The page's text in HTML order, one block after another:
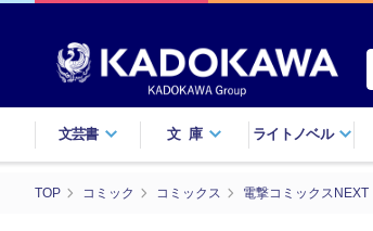
文芸書 文庫 ライトノベル
TOP コミック コミックス 電撃コミックスNEXT